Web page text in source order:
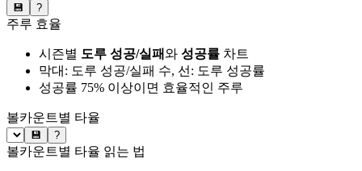
💾 ?
주루 효율
시즌별 도루 성공/실패와 성공률 차트
막대: 도루 성공/실패 수, 선: 도루 성공률
성공률 75% 이상이면 효율적인 주루
볼카운트별 타율
💾 ?
볼카운트별 타율 읽는 법